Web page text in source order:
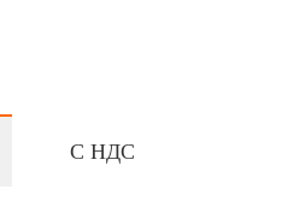
С НДС